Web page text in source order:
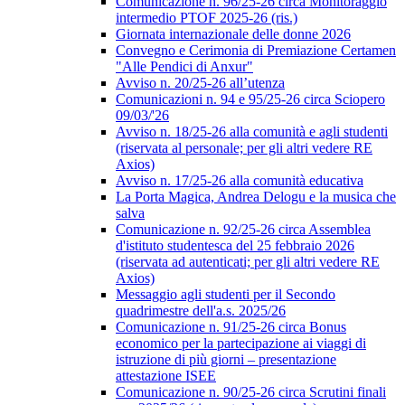
intermedio PTOF 2025-26 (ris.)
Giornata internazionale delle donne 2026
Convegno e Cerimonia di Premiazione Certamen
"Alle Pendici di Anxur"
Avviso n. 20/25-26 all’utenza
Comunicazioni n. 94 e 95/25-26 circa Sciopero
09/03/'26
Avviso n. 18/25-26 alla comunità e agli studenti
(riservata al personale; per gli altri vedere RE
Axios)
Avviso n. 17/25-26 alla comunità educativa
La Porta Magica, Andrea Delogu e la musica che
salva
Comunicazione n. 92/25-26 circa Assemblea
d'istituto studentesca del 25 febbraio 2026
(riservata ad autenticati; per gli altri vedere RE
Axios)
Messaggio agli studenti per il Secondo
quadrimestre dell'a.s. 2025/26
Comunicazione n. 91/25-26 circa Bonus
economico per la partecipazione ai viaggi di
istruzione di più giorni – presentazione
attestazione ISEE
Comunicazione n. 90/25-26 circa Scrutini finali